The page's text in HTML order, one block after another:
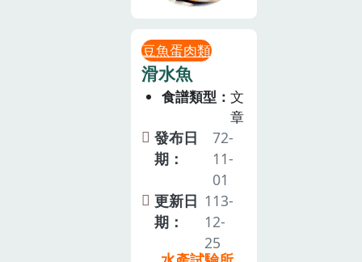
豆魚蛋肉類
滑水魚
食譜類型
文
章
發布日
期：
72-
11-
01
更新日
期：
113-
12-
25